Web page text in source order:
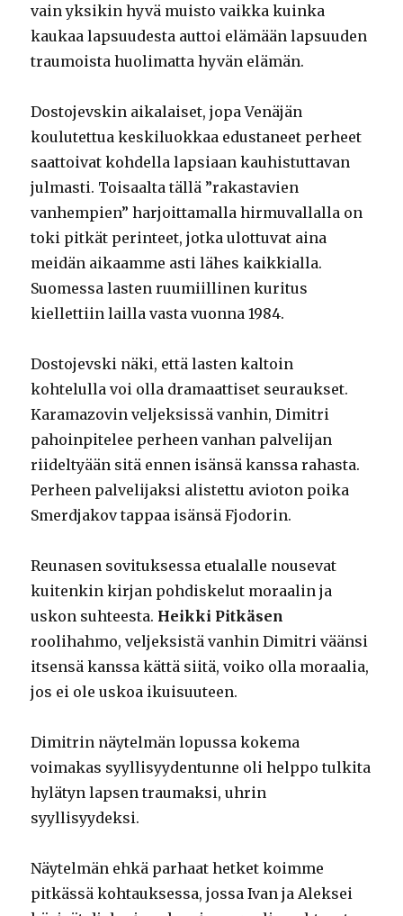
vain yksikin hyvä muisto vaikka kuinka
kaukaa lapsuudesta auttoi elämään lapsuuden
traumoista huolimatta hyvän elämän.
Dostojevskin aikalaiset, jopa Venäjän
koulutettua keskiluokkaa edustaneet perheet
saattoivat kohdella lapsiaan kauhistuttavan
julmasti. Toisaalta tällä ”rakastavien
vanhempien” harjoittamalla hirmuvallalla on
toki pitkät perinteet, jotka ulottuvat aina
meidän aikaamme asti lähes kaikkialla.
Suomessa lasten ruumiillinen kuritus
kiellettiin lailla vasta vuonna 1984.
Dostojevski näki, että lasten kaltoin
kohtelulla voi olla dramaattiset seuraukset.
Karamazovin veljeksissä vanhin, Dimitri
pahoinpitelee perheen vanhan palvelijan
riideltyään sitä ennen isänsä kanssa rahasta.
Perheen palvelijaksi alistettu avioton poika
Smerdjakov tappaa isänsä Fjodorin.
Reunasen sovituksessa etualalle nousevat
kuitenkin kirjan pohdiskelut moraalin ja
uskon suhteesta. Heikki Pitkäsen
roolihahmo, veljeksistä vanhin Dimitri väänsi
itsensä kanssa kättä siitä, voiko olla moraalia,
jos ei ole uskoa ikuisuuteen.
Dimitrin näytelmän lopussa kokema
voimakas syyllisyydentunne oli helppo tulkita
hylätyn lapsen traumaksi, uhrin
syyllisyydeksi.
Näytelmän ehkä parhaat hetket koimme
pitkässä kohtauksessa, jossa Ivan ja Aleksei